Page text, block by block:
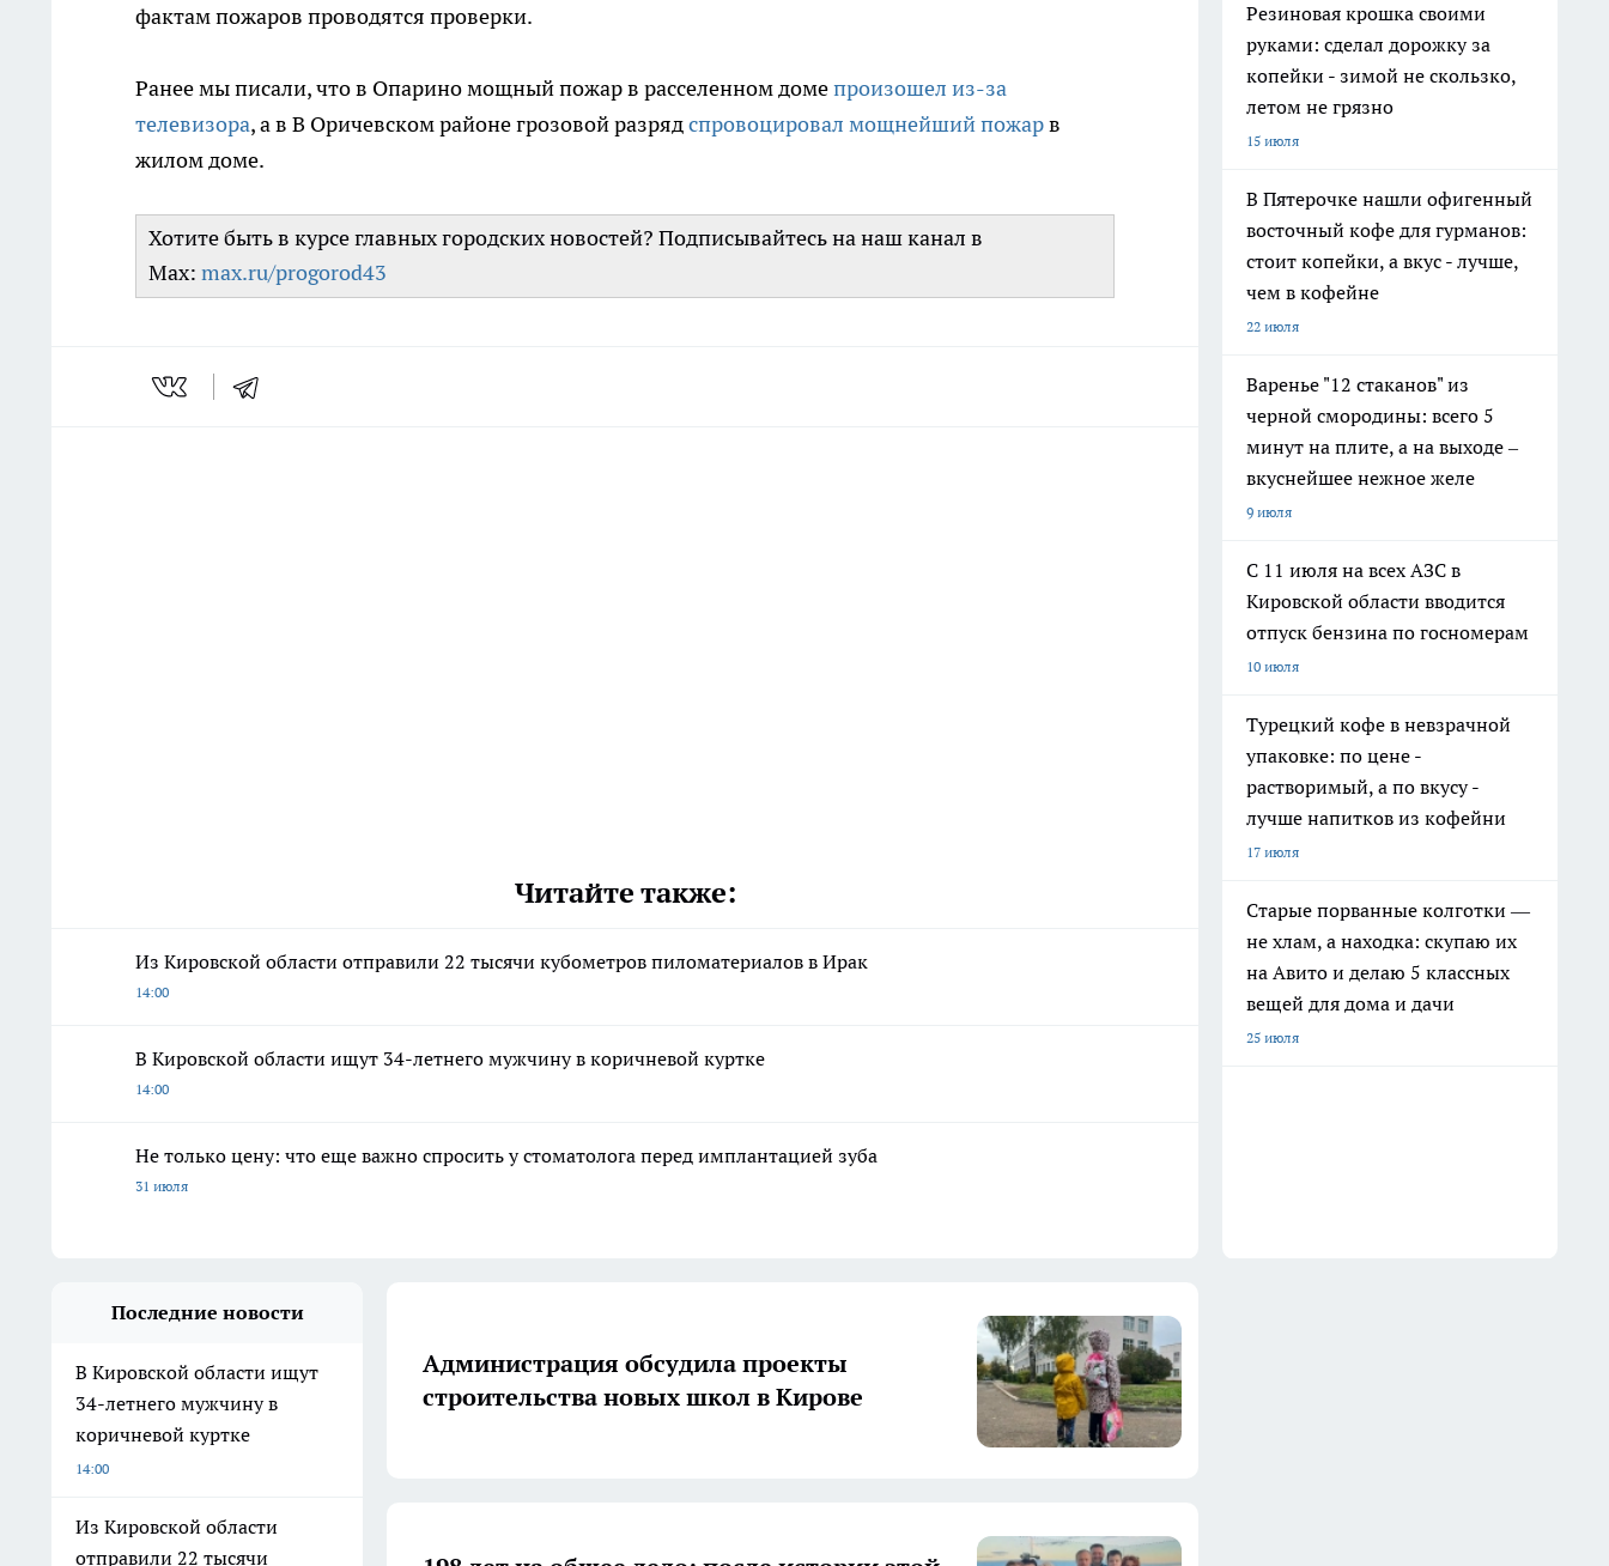
фактам пожаров проводятся проверки.
Ранее мы писали, что в Опарино мощный пожар в расселенном домепроизошел из-за
телевизора, а в В Оричевском районе грозовой разрядспровоцировал мощнейший пожарв
жилом доме.
Хотите быть в курсе главных городских новостей? Подписывайтесь на наш канал в
Max: max.ru/progorod43
Читайте также:
Из Кировской области отправили 22 тысячи кубометров пиломатериалов в Ирак
14:00
В Кировской области ищут 34-летнего мужчину в коричневой куртке
14:00
Не только цену: что еще важно спросить у стоматолога перед имплантацией зуба
31 июля
Резиновая крошка своими
руками: сделал дорожку за
копейки - зимой не скользко,
летом не грязно
15 июля
В Пятерочке нашли офигенный
восточный кофе для гурманов:
стоит копейки, а вкус - лучше,
чем в кофейне
22 июля
Варенье "12 стаканов" из
черной смородины: всего 5
минут на плите, а на выходе –
вкуснейшее нежное желе
9 июля
С 11 июля на всех АЗС в
Кировской области вводится
отпуск бензина по госномерам
10 июля
Турецкий кофе в невзрачной
упаковке: по цене -
растворимый, а по вкусу -
лучше напитков из кофейни
17 июля
Старые порванные колготки —
не хлам, а находка: скупаю их
на Авито и делаю 5 классных
вещей для дома и дачи
25 июля
Последние новости
В Кировской области ищут
34-летнего мужчину в
коричневой куртке
14:00
Из Кировской области
отправили 22 тысячи
Администрация обсудила проекты
строительства новых школ в Кирове